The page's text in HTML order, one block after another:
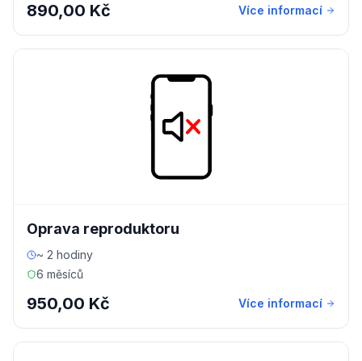
890,00 Kč Více informací
Oprava reproduktoru
~ 2 hodiny
6 měsíců
950,00 Kč Více informací